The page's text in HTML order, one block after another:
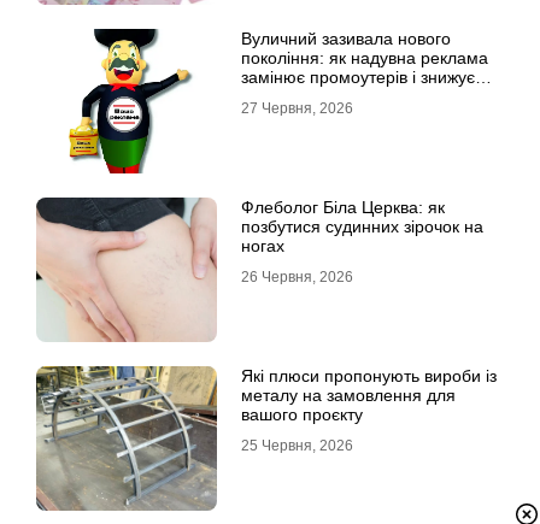
Вуличний зазивала нового
покоління: як надувна реклама
замінює промоутерів і знижує
27 Червня, 2026
Флеболог Біла Церква: як
позбутися судинних зірочок на
ногах
26 Червня, 2026
Які плюси пропонують вироби із
металу на замовлення для
вашого проєкту
25 Червня, 2026